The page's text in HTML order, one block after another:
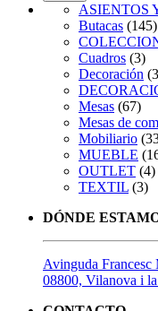
ASIENTOS
Butacas (145)
Cuadros (3)
Decoración
Mesas (67)
Mesas de
Mobiliario
MUEBLE
OUTLET (4)
TEXTIL (3)
DÓNDE
Avinguda Francesc
08800, Vilanova i